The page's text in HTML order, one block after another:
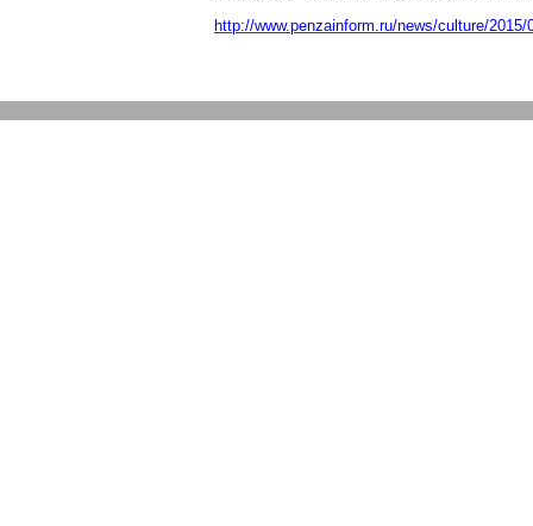
http://www.penzainform.ru/news/culture/